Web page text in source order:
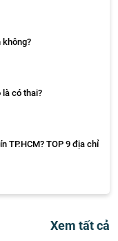
không?
là có thai?
TP.HCM? TOP 9 địa chỉ
Xem tất cả